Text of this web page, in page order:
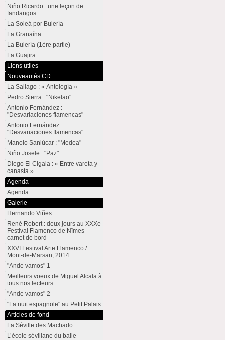
Niño Ricardo : une leçon de
fandangos
La Soleá por Bulería
La Granaína
La Bulería (1ère partie)
La Guajira
Liens utiles
Nouveautés CD
La Sallago : « Antología »
Pedro Sierra : "Nikelao"
Antonio Fernández :
"Desvariaciones flamencas"
Antonio Fernández :
"Desvariaciones flamencas"
Manolo Sanlúcar : "Medea"
Niño Josele : "Paz"
Diego El Cigala : « Entre vareta y
canasta »
Agenda
Agenda
Galerie
Hernando Viñes
René Robert : deux jours au XXXe
Festival Flamenco de Nîmes -
carnet de bord
XXVI Festival Arte Flamenco /
Mont-de-Marsan, 2014
"Ande vamos" 1
Meilleurs voeux de Miguel Alcala à
tous nos lecteurs
"Ande vamos" 2
"La nuit espagnole" au Petit Palais
Articles de fond
La Séville des Machado
L’école sévillane du baile